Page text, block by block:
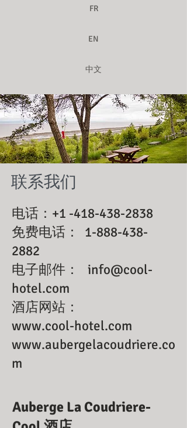
FR
EN
中文
联系我们
电话：+1 -418-438-2838
免费电话：
1-888-438-
2882
电子邮件：
info@cool-
hotel.com
酒店网站：
www.cool-hotel.com
www.aubergelacoudriere.co
m
Auberge La Coudriere-